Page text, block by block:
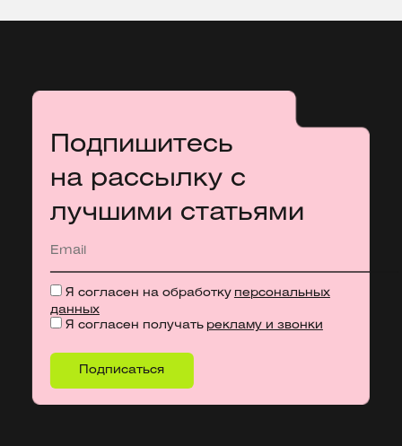
Подпишитесь
на рассылку с
лучшими статьями
Я согласен на обработку персональных
данных
Я согласен получать рекламу и звонки